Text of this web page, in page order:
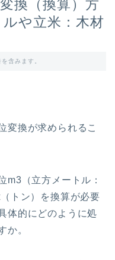
換（換算）方
や立米：木材
含みます。
変換が求められるこ
m3（立方メートル：
トン）を換算が必要
体的にどのように処
か。